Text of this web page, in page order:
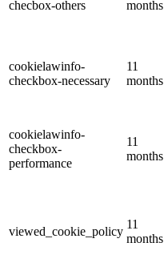
checbox-others
months
cookielawinfo-
checkbox-necessary
11
months
cookielawinfo-
checkbox-
performance
11
months
viewed_cookie_policy
11
months